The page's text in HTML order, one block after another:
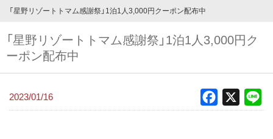
ン
テ
「星野リゾートトマム感謝祭」1泊1人3,000円クーポン配布中
「星野リゾートトマム感謝祭」1泊1人3,000円ク
ーポン配布中
2023/01/16 Facebook